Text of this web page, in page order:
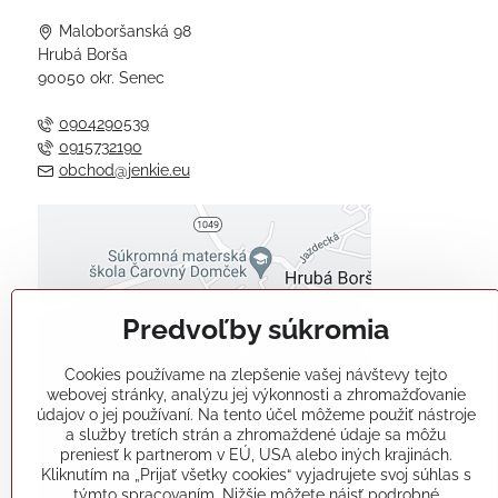
Maloboršanská 98
Hrubá Borša
90050 okr. Senec
0904290539
0915732190
obchod@jenkie.eu
Externý obsah je blokovaný
Prajete si načítať externý obsah?
Povoliť tentokrát
Povoliť a zapamätať - súhlas s
druhom cookie: Funkčné
Predvoľby súkromia
Cookies používame na zlepšenie vašej návštevy tejto
webovej stránky, analýzu jej výkonnosti a zhromažďovanie
údajov o jej používaní. Na tento účel môžeme použiť nástroje
a služby tretích strán a zhromaždené údaje sa môžu
preniesť k partnerom v EÚ, USA alebo iných krajinách.
Kliknutím na „Prijať všetky cookies“ vyjadrujete svoj súhlas s